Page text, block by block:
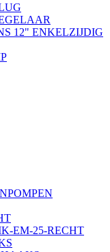
12" ENKELZIJDIG
EM-25-RECHT